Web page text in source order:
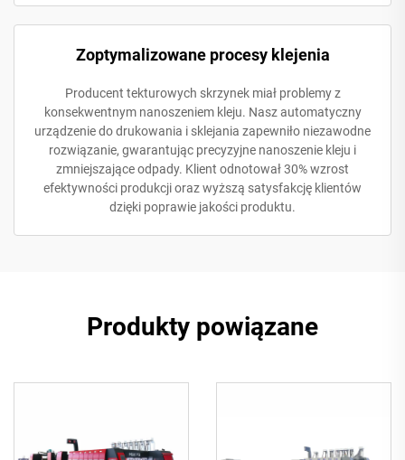
Zoptymalizowane procesy klejenia
Producent tekturowych skrzynek miał problemy z
konsekwentnym nanoszeniem kleju. Nasz automatyczny
urządzenie do drukowania i sklejania zapewniło niezawodne
rozwiązanie, gwarantując precyzyjne nanoszenie kleju i
zmniejszające odpady. Klient odnotował 30% wzrost
efektywności produkcji oraz wyższą satysfakcję klientów
dzięki poprawie jakości produktu.
Produkty powiązane